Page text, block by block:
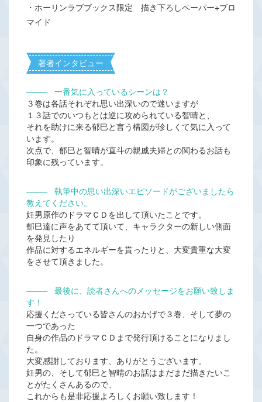
・ホーリンラブブックス限定 描き下ろしペーパー+ブロ
マイド
著者インタビュー
―――一番気に入っているシーンは？
３巻は各話それぞれ思い出深いので迷いますが
１３話でのいつもとは逆に攻められている智晴と、
それを助けに来る郁巳と言う構図が珍しくて気に入って
います。
次点で、郁巳と智晴が直斗の親戚夫婦との関わるお話も
印象に残っています。
―――執筆中の思い出深いエピソードがございましたら
教えてください。
妊男原作のドラマＣＤを出して頂いたことです。
郁巳達に声をあてて頂いて、キャラクターの新しい側面
を発見したり
作品に対するエネルギーを貰ったりと、大変貴重な大変
をさせて頂きました。
―――最後に、読者さんへのメッセージをお願い致しま
す！
応援くださっている皆さんのおかげで３巻、そして夢の
一つであった
自身の作品のドラマＣＤまで発行頂けることになりまし
た。
大変感謝しております、ありがとうございます。
妊男の、そして郁巳と智晴のお話はまだまだ描きたいこ
とがたくさんあるので、
これからも是非応援よろしくお願い致します！